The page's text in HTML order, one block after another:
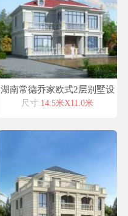
湖南常德乔家欧式2层别墅设
计喜天下别墅设计图纸
尺寸:14.5米X11.0米